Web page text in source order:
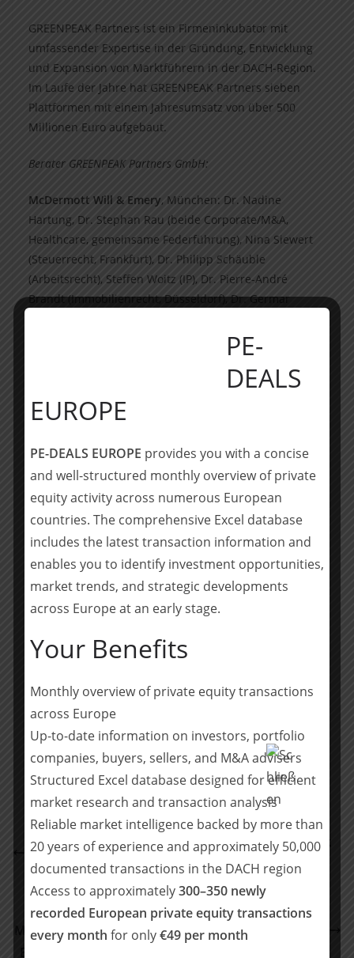
GREENPEAK Partners ist ein Firmeninkubator mit
umfassender Expertise in der Gründung, Entwicklung
und Expansion von Marktführern in der DACH-Region.
Im Laufe der Jahre hat GREENPEAK Partners sieben
Plattformen mit einem Jahresumsatz von über 500
Millionen Euro aufgebaut.
Berater GREENPEAK Partners GmbH:
McDermott Will & Emery, München: Dr. Nadine
Hartung, Dr. Stephan Rau (beide Corporate/M&A,
Healthcare, gemeinsame Federführung), Nina Siewert
(Steuerrecht, Frankfurt), Dr. Philipp Schäuble
(Arbeitsrecht), Steffen Woitz (IP), Dr. Pierre-André
Brandt (Immobilienrecht, Düsseldorf), Dr. Germar
Regulatory), Dr. Deniz Tschammler (Counsel,
Healthcare), Marcus Fischer (Counsel, Steuerrecht,
Frankfurt); Associates: Sylvia Petereit-Kemter
beide Corporate/M&A), Franziska Leubner
___________________________________
McDermott Will & Emery
ist eine führende
internationale Anwaltssozietät. Mit über 1.200
Rechtsanwälten sind wir an 21 Standorten weltweit
vertreten: Atlanta, Boston, Brüssel, Chicago, Dallas,
Düsseldorf, Frankfurt a. M., Houston, Köln, London, Los
Angeles, Miami, Mailand, München, New York, Orange
D.C. und Wilmington. Die deutsche Praxis wird von der
LLP geführt. –www.mwe.com
Teilen mit:
Teilen
POELLATH berät das Management der Rodenstock
Gruppe beim Verkauf an Apax Partners
POELLATH berät BayWa zu
Vorstandsdienstverträgen und zum
Managementbeteiligungsprogramm bei Einstieg von
PE-
DEALS
EUROPE
PE-DEALS EUROPE provides you with a concise
and well-structured monthly overview of private
equity activity across numerous European
countries. The comprehensive Excel database
includes the latest transaction information and
enables you to identify investment opportunities,
market trends, and strategic developments
across Europe at an early stage.
Your Benefits
Monthly overview of private equity transactions
across Europe
Up-to-date information on investors, portfolio
companies, buyers, sellers, and M&A advisers
Structured Excel database designed for efficient
market research and transaction analysis
Reliable market intelligence backed by more than
20 years of experience and approximately 50,000
documented transactions in the DACH region
Access to approximately300–350 newly
recorded European private equity transactions
every month for only€49 per month